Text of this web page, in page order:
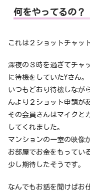
何をやってるの？
これは２ショットチャッ
深夜の３時を過ぎてチャ
に待機をしていたYさん。
いつもどおり待機しなが
んより２ショット申請が
その会員さんはマイクと
してくれました。
マンションの一室の映像
お部屋でお金をもってい
少し期待したそうです。
なんでもお話を聞けばお